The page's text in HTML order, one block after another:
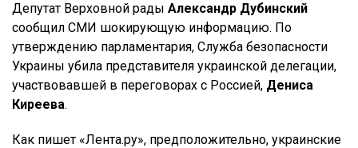
Депутат Верховной рады Александр Дубинский
сообщил СМИ шокирующую информацию. По
утверждению парламентария, Служба безопасности
Украины убила представителя украинской делегации,
участвовавшей в переговорах с Россией, Дениса
Киреева.
Как пишет «Лента.ру», предположительно, украинские